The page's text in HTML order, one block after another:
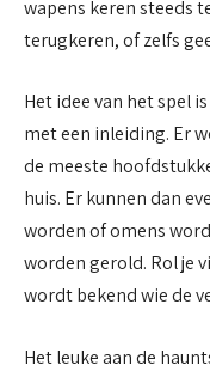
wapens keren steeds
terugkeren, of zelfs
Het idee van het spel
met een inleiding. Er
de meeste
huis. Er kunnen dan
worden of omens
worden gerold. Rol je
wordt bekend wie de
Het leuke aan de